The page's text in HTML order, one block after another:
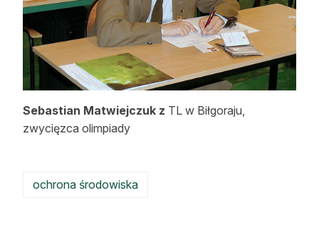
Sebastian Matwiejczuk z TL w Biłgoraju,
zwycięzca olimpiady
ochrona środowiska